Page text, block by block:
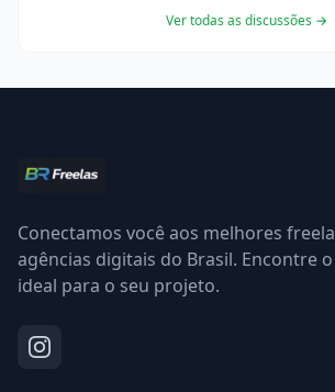
Ver todas as discussões →
Conectamos você aos melhores
agências digitais do Brasil. Encontre
ideal para o seu projeto.